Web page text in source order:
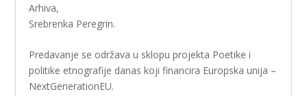
Arhiva,
Srebrenka Peregrin.
Predavanje se održava u sklopu projekta Poetike i
politike etnografije danas koji financira Europska unija –
NextGenerationEU.